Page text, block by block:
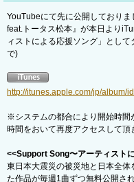
YouTubeにて先に公開しており
feat.トータス松本』が本日より
ィストによる応援ソング」とし
で)
http://itunes.apple.com/jp/album/
※システムの都合により開始時間
時間をおいて再度アクセスして頂
<<Support Song〜アーティスト
東日本大震災の被災地と日本全
た作品が毎週1曲ずつ無料公開され